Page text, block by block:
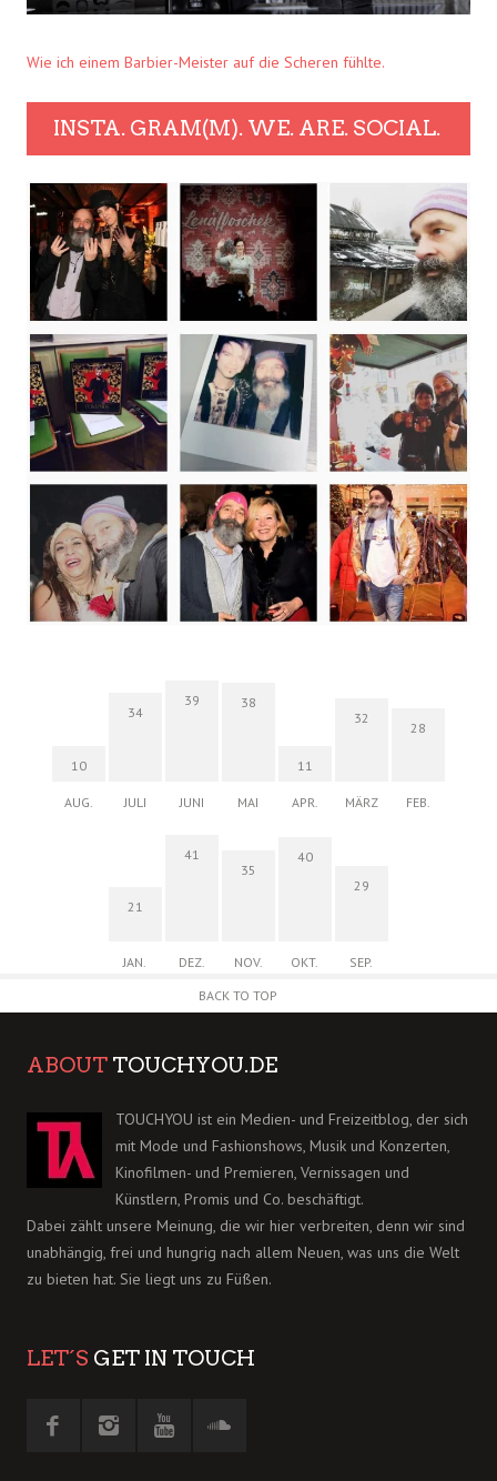
Wie ich einem Barbier-Meister auf die Scheren fühlte.
INSTA. GRAM(M). WE. ARE. SOCIAL.
10
AUG.
34
JULI
39
JUNI
38
MAI
11
APR.
32
MÄRZ
28
FEB.
21
JAN.
41
DEZ.
35
NOV.
40
OKT.
29
SEP.
BACK TO TOP
ABOUT TOUCHYOU.DE
TOUCHYOU ist ein Medien- und Freizeitblog, der sich
mit Mode und Fashionshows, Musik und Konzerten,
Kinofilmen- und Premieren, Vernissagen und
Künstlern, Promis und Co. beschäftigt.
Dabei zählt unsere Meinung, die wir hier verbreiten, denn wir sind
unabhängig, frei und hungrig nach allem Neuen, was uns die Welt
zu bieten hat. Sie liegt uns zu Füßen.
LET´S GET IN TOUCH